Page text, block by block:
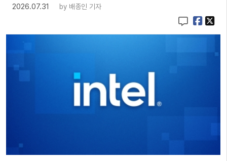
2026.07.31
by 배종인 기자